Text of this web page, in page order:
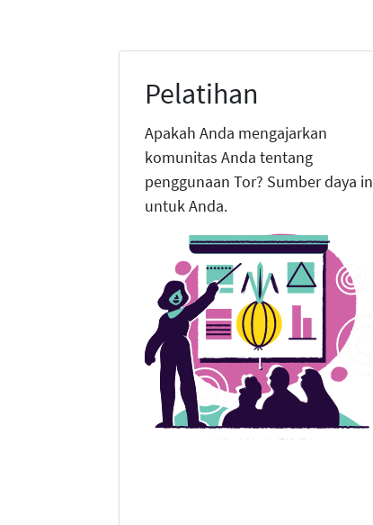
Pelatihan
Apakah Anda mengajarkan
komunitas Anda tentang
penggunaan Tor? Sumber daya
untuk Anda.